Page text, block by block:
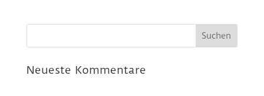
Neueste Kommentare